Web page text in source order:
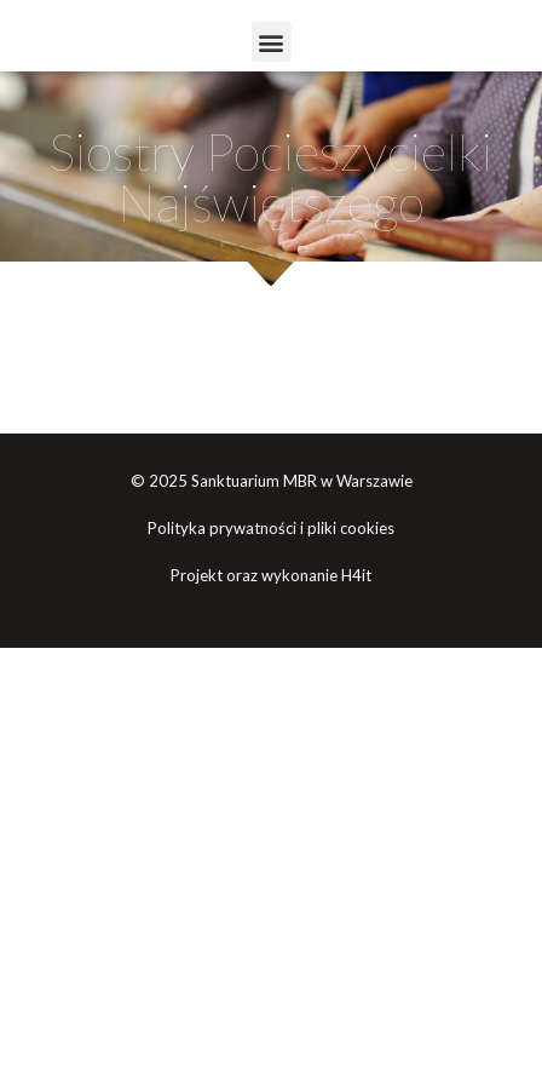
Siostry Pocieszycielki
Najświętszego
© 2025 Sanktuarium MBR w Warszawie
Polityka prywatności i pliki cookies
Projekt oraz wykonanie H4it